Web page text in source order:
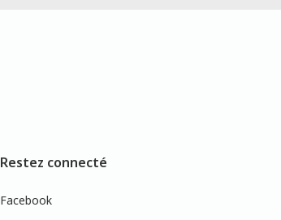
Restez connecté
Facebook